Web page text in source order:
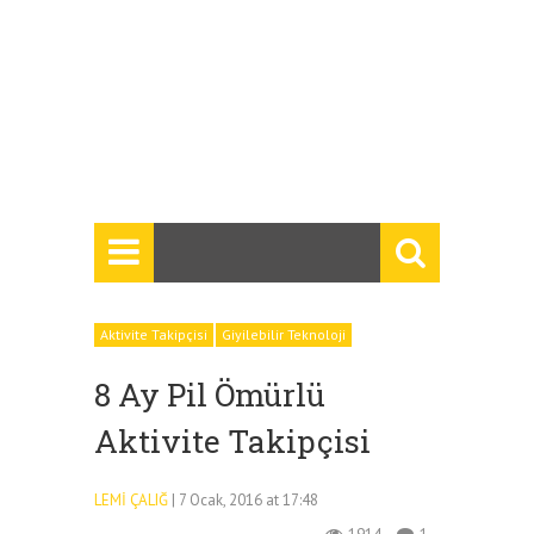
Aktivite Takipçisi Giyilebilir Teknoloji
8 Ay Pil Ömürlü
Aktivite Takipçisi
LEMI ÇALIĞ | 7 Ocak, 2016 at 17:48